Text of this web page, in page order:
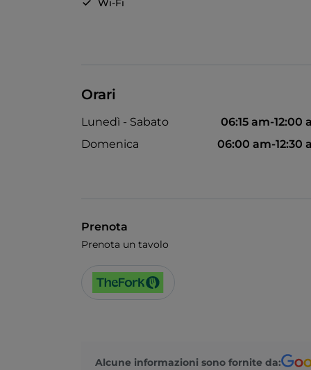
Wi-Fi
Orari
Lunedì - Sabato
06:15 am-12:00
Domenica
06:00 am-12:30
Prenota
Prenota un tavolo
Alcune informazioni sono fornite da: